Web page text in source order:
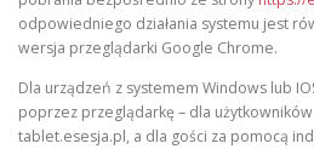
odpowiedniego działania systemu jest
wersja przeglądarki Google Chrome.
Dla urządzeń z systemem Windows lub
poprzez przeglądarkę – dla
tablet.esesja.pl, a dla gości za pomocą